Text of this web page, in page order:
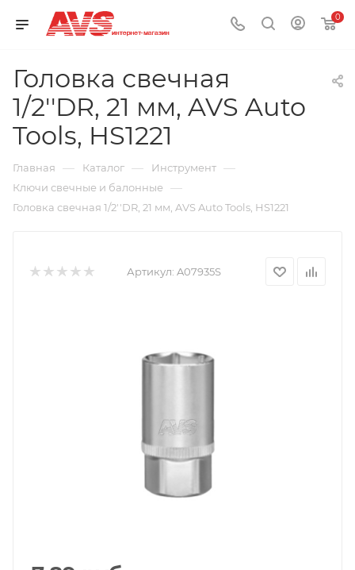
0
Головка свечная
1/2''DR, 21 мм, AVS Auto
Tools, HS1221
Главная — Каталог — Инструмент —
Ключи свечные и балонные —
Головка свечная 1/2''DR, 21 мм, AVS Auto Tools, HS1221
Артикул: A07935S